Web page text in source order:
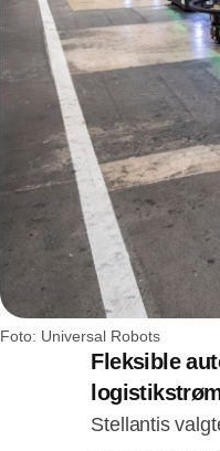
Foto: Universal Robots
Fleksible
Stellantis